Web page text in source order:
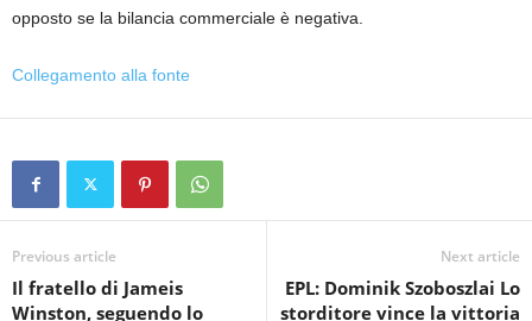
opposto se la bilancia commerciale è negativa.
Collegamento alla fonte
Previous article
Il fratello di Jameis
Winston, seguendo lo
Next article
EPL: Dominik Szoboszlai Lo
storditore vince la vittoria